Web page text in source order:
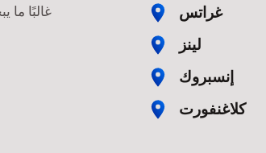
غالبًا
غراتس
لينز
إنسبروك
كلاغنفورت